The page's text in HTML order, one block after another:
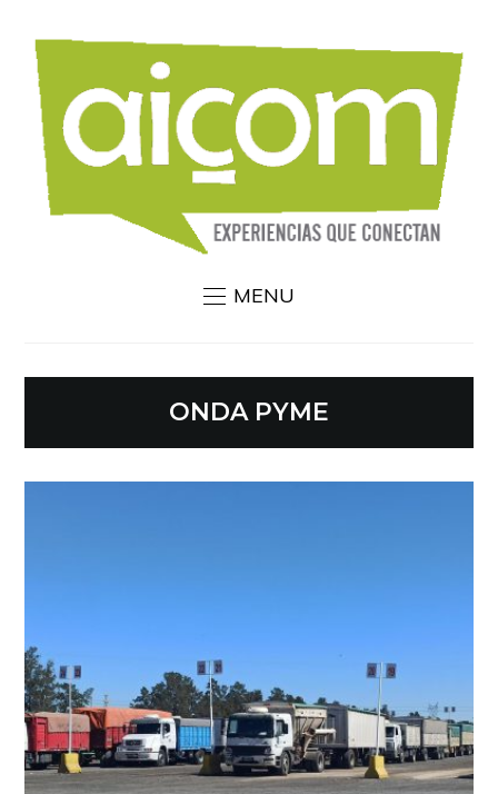
MENU
ONDA PYME